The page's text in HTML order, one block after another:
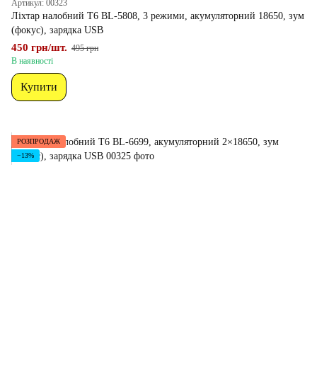
Артикул: 00323
Ліхтар налобний T6 BL-5808, 3 режими, акумуляторний 18650, зум
(фокус), зарядка USB
450 грн/шт. 495 грн
В наявності
Купити
РОЗПРОДАЖ
−13%